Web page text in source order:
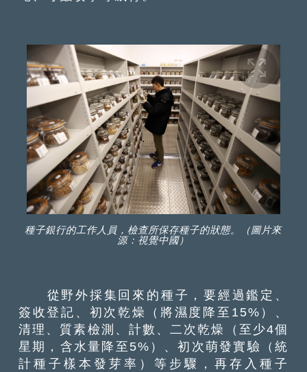
種子銀行的工作人員，檢查所保存種子的狀態。（圖片來
源：視覺中國）
從野外採集回來的種子，要經過鑑定、
簽收登記、初次乾燥（將濕度降至15%）、
清理、質素檢測、計數、二次乾燥（至少4個
星期，含水量降至5%）、初次萌發實驗（統
計種子樣本發芽率）等步驟，再存入種子